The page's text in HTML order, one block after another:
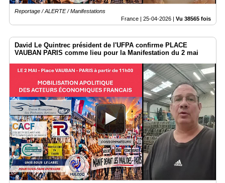
Reportage / ALERTE / Manifestations
France | 25-04-2026 Vu 38565 fois
David Le Quintrec président de l'UFPA confirme PLACE
VAUBAN PARIS comme lieu pour la Manifestation du 2 mai